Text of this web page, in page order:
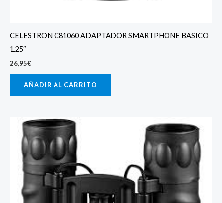
CELESTRON C81060 ADAPTADOR SMARTPHONE BASICO
1.25″
26,95€
AÑADIR AL CARRITO